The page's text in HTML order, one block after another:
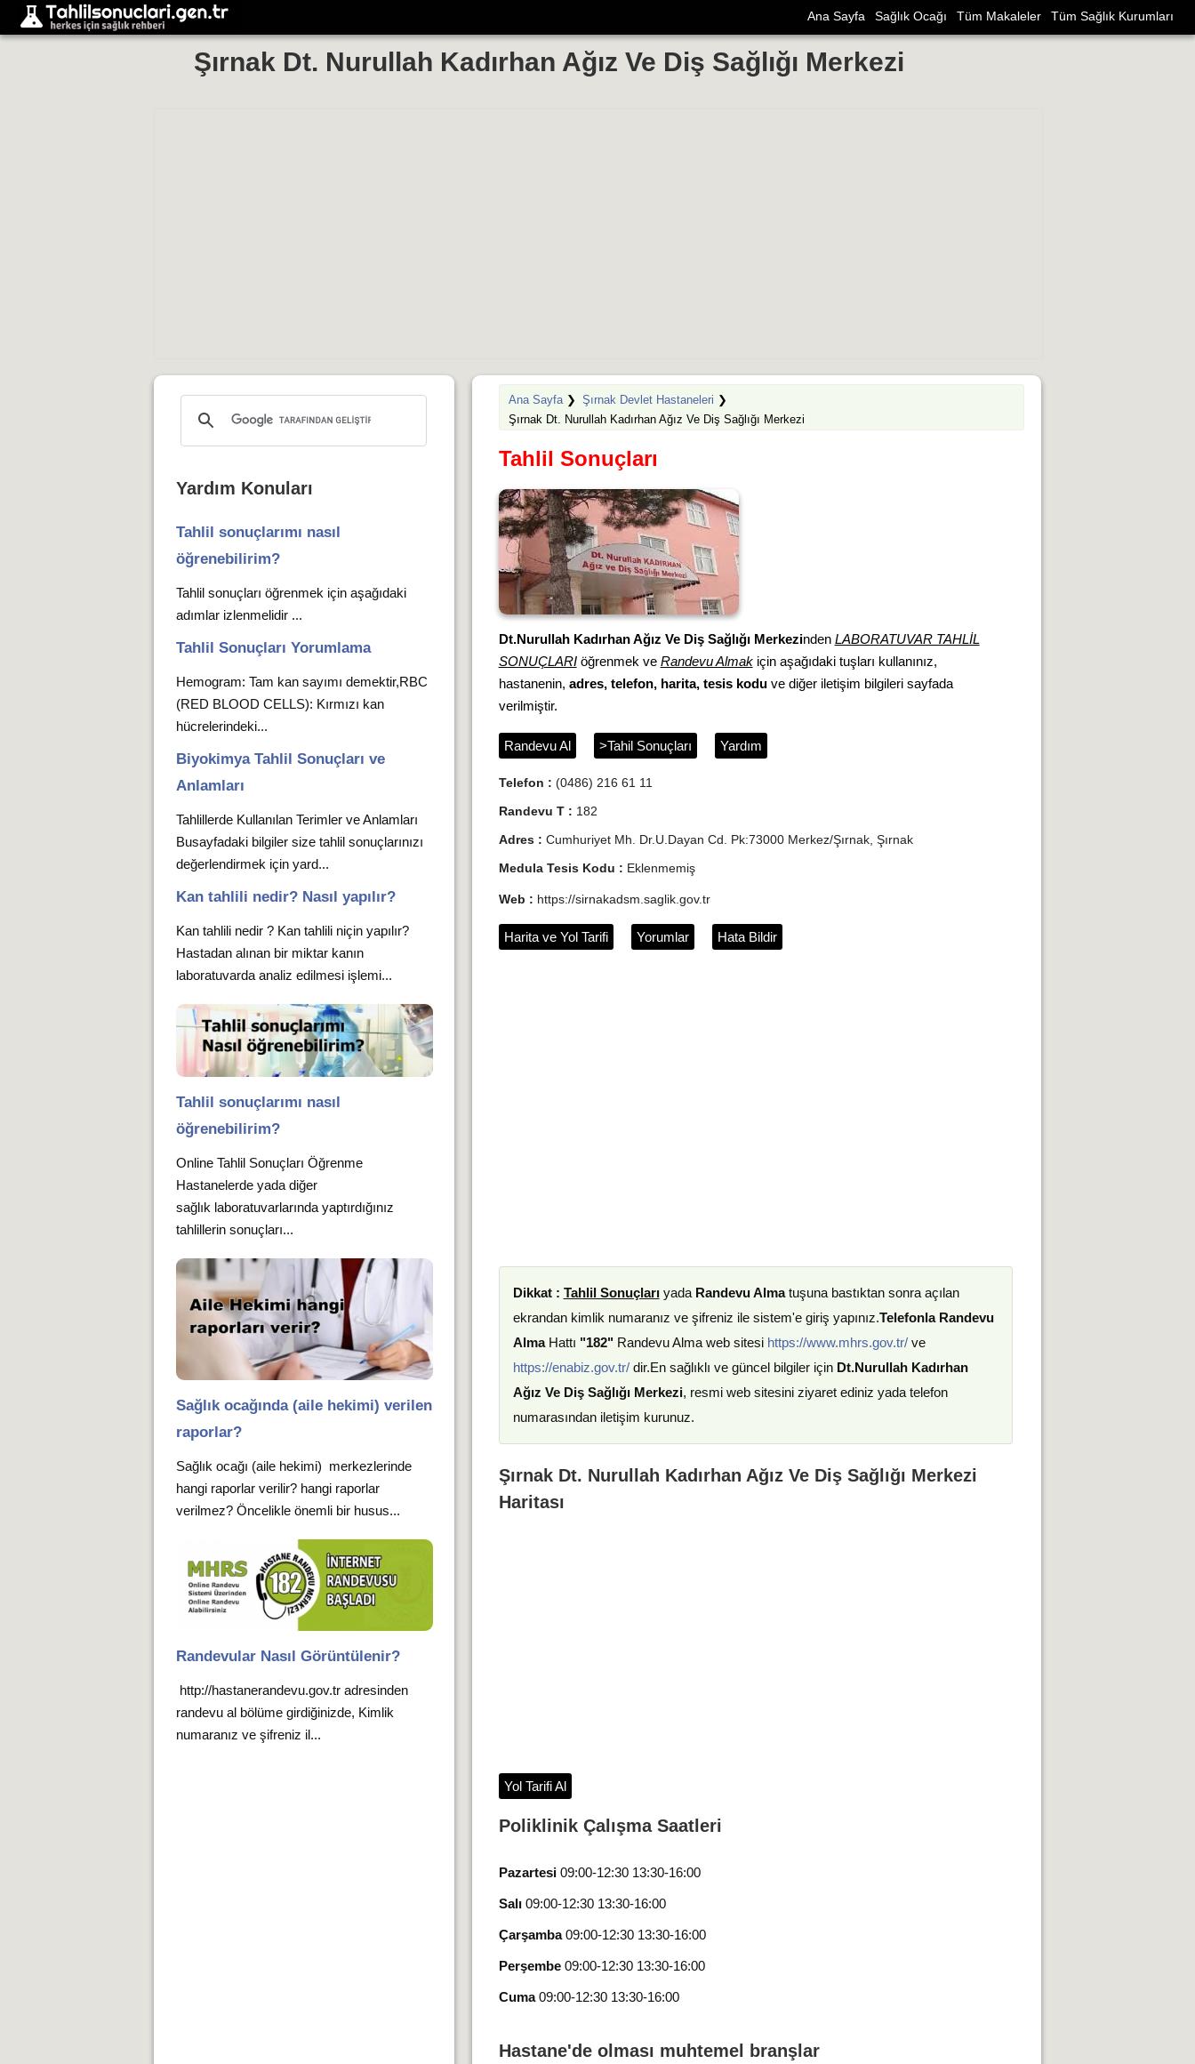
Ana Sayfa Sağlık Ocağı Tüm Makaleler Tüm Sağlık Kurumları
Şırnak Dt. Nurullah Kadırhan Ağız Ve Diş Sağlığı Merkezi
Ana Sayfa❯ Şırnak Devlet Hastaneleri ❯
Şırnak Dt. Nurullah Kadırhan Ağız Ve Diş Sağlığı Merkezi
Tahlil Sonuçları
Dt.Nurullah Kadırhan Ağız Ve Diş Sağlığı Merkezinden LABORATUVAR TAHLİL
SONUÇLARIöğrenmek ve Randevu Almakiçin aşağıdaki tuşları kullanınız,
hastanenin, adres, telefon, harita, tesis koduve diğer iletişim bilgileri sayfada
verilmiştir.
Randevu Al >Tahil Sonuçları Yardım
Telefon : (0486) 216 61 11
Randevu T : 182
Adres : Cumhuriyet Mh. Dr.U.Dayan Cd. Pk:73000 Merkez/Şırnak, Şırnak
Medula Tesis Kodu : Eklenmemiş
Web : https://sirnakadsm.saglik.gov.tr
Harita ve Yol Tarifi Yorumlar Hata Bildir
Dikkat : Tahlil Sonuçlarıyada Randevu Almatuşuna bastıktan sonra açılan
ekrandan kimlik numaranız ve şifreniz ile sistem'e giriş yapınız.Telefonla Randevu
AlmaHattı "182" Randevu Alma web sitesi https://www.mhrs.gov.tr/ve
https://enabiz.gov.tr/dir.En sağlıklı ve güncel bilgiler için Dt.Nurullah Kadırhan
Ağız Ve Diş Sağlığı Merkezi, resmi web sitesini ziyaret ediniz yada telefon
numarasından iletişim kurunuz.
Şırnak Dt. Nurullah Kadırhan Ağız Ve Diş Sağlığı Merkezi
Haritası
Yol Tarifi Al
Poliklinik Çalışma Saatleri
Pazartesi09:00-12:30 13:30-16:00
Salı09:00-12:30 13:30-16:00
Çarşamba09:00-12:30 13:30-16:00
Perşembe09:00-12:30 13:30-16:00
Cuma09:00-12:30 13:30-16:00
Hastane'de olması muhtemel branşlar
Yardım Konuları
Tahlil sonuçlarımı nasıl
öğrenebilirim?
Tahlil sonuçları öğrenmek için aşağıdaki
adımlar izlenmelidir ...
Tahlil Sonuçları Yorumlama
Hemogram: Tam kan sayımı demektir,RBC
(RED BLOOD CELLS): Kırmızı kan
hücrelerindeki...
Biyokimya Tahlil Sonuçları ve
Anlamları
Tahlillerde Kullanılan Terimler ve Anlamları
Busayfadaki bilgiler size tahlil sonuçlarınızı
değerlendirmek için yard...
Kan tahlili nedir? Nasıl yapılır?
Kan tahlili nedir ? Kan tahlili niçin yapılır?
Hastadan alınan bir miktar kanın
laboratuvarda analiz edilmesi işlemi...
Tahlil sonuçlarımı nasıl
öğrenebilirim?
Online Tahlil Sonuçları Öğrenme
Hastanelerde yada diğer
sağlık laboratuvarlarında yaptırdığınız
tahlillerin sonuçları...
Sağlık ocağında (aile hekimi) verilen
raporlar?
Sağlık ocağı (aile hekimi) merkezlerinde
hangi raporlar verilir? hangi raporlar
verilmez? Öncelikle önemli bir husus...
Randevular Nasıl Görüntülenir?
http://hastanerandevu.gov.tr adresinden
randevu al bölüme girdiğinizde, Kimlik
numaranız ve şifreniz il...